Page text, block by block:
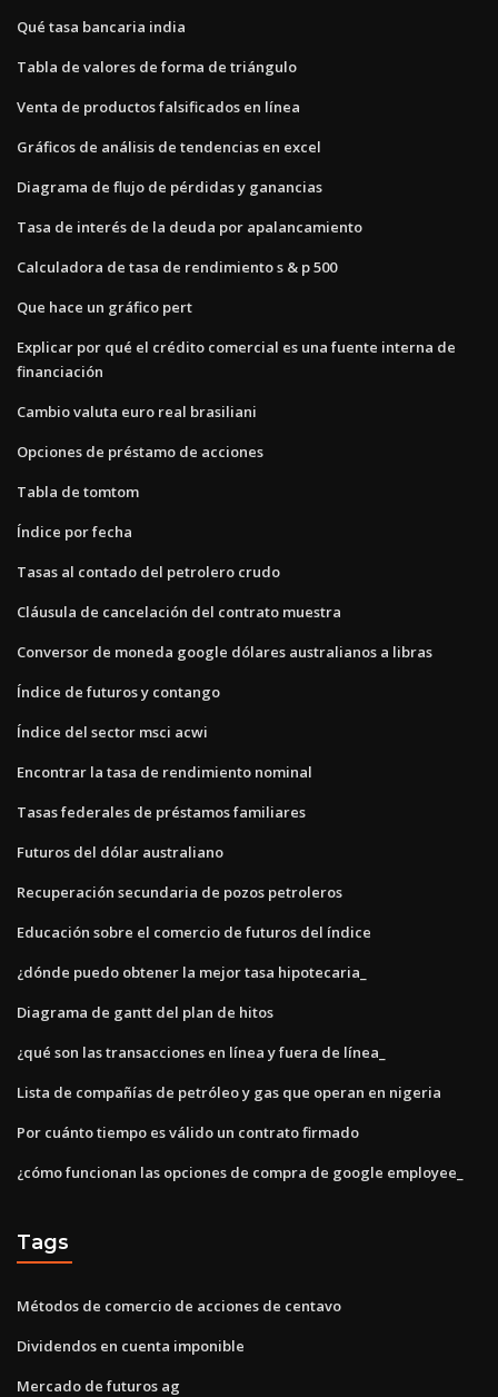
Qué tasa bancaria india
Tabla de valores de forma de triángulo
Venta de productos falsificados en línea
Gráficos de análisis de tendencias en excel
Diagrama de flujo de pérdidas y ganancias
Tasa de interés de la deuda por apalancamiento
Calculadora de tasa de rendimiento s & p 500
Que hace un gráfico pert
Explicar por qué el crédito comercial es una fuente interna de
financiación
Cambio valuta euro real brasiliani
Opciones de préstamo de acciones
Tabla de tomtom
Índice por fecha
Tasas al contado del petrolero crudo
Cláusula de cancelación del contrato muestra
Conversor de moneda google dólares australianos a libras
Índice de futuros y contango
Índice del sector msci acwi
Encontrar la tasa de rendimiento nominal
Tasas federales de préstamos familiares
Futuros del dólar australiano
Recuperación secundaria de pozos petroleros
Educación sobre el comercio de futuros del índice
¿dónde puedo obtener la mejor tasa hipotecaria_
Diagrama de gantt del plan de hitos
¿qué son las transacciones en línea y fuera de línea_
Lista de compañías de petróleo y gas que operan en nigeria
Por cuánto tiempo es válido un contrato firmado
¿cómo funcionan las opciones de compra de google employee_
Tags
Métodos de comercio de acciones de centavo
Dividendos en cuenta imponible
Mercado de futuros ag